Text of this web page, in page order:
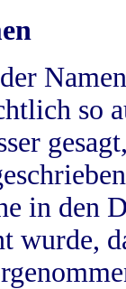
so
in
wurde,